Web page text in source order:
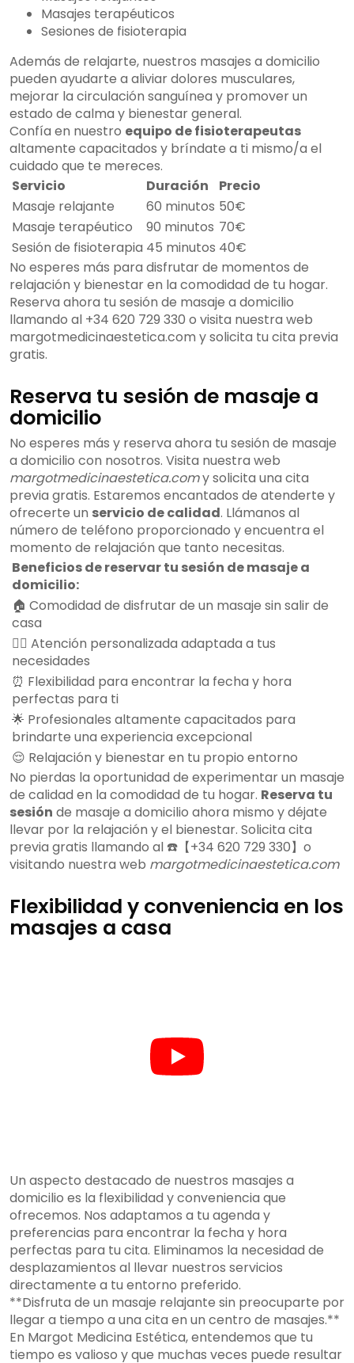
Masajes terapéuticos
Sesiones de fisioterapia
Además de relajarte, nuestros masajes a domicilio
pueden ayudarte a aliviar dolores musculares,
mejorar la circulación sanguínea y promover un
estado de calma y bienestar general.
Confía en nuestro equipo de fisioterapeutas
altamente capacitados y bríndate a ti mismo/a el
cuidado que te mereces.
Servicio
Duración
Precio
Masaje relajante
60 minutos 50€
Masaje terapéutico
90 minutos 70€
Sesión de fisioterapia 45 minutos 40€
No esperes más para disfrutar de momentos de
relajación y bienestar en la comodidad de tu hogar.
Reserva ahora tu sesión de masaje a domicilio
llamando al +34 620 729 330 o visita nuestra web
margotmedicinaestetica.com y solicita tu cita previa
gratis.
Reserva tu sesión de masaje a
domicilio
No esperes más y reserva ahora tu sesión de masaje
a domicilio con nosotros. Visita nuestra web
margotmedicinaestetica.comy solicita una cita
previa gratis. Estaremos encantados de atenderte y
ofrecerte un servicio de calidad. Llámanos al
número de teléfono proporcionado y encuentra el
momento de relajación que tanto necesitas.
Beneficios de reservar tu sesión de masaje a
domicilio:
🏠 Comodidad de disfrutar de un masaje sin salir de
casa
💆‍♂️ Atención personalizada adaptada a tus
necesidades
⏰ Flexibilidad para encontrar la fecha y hora
perfectas para ti
🌟 Profesionales altamente capacitados para
brindarte una experiencia excepcional
😌 Relajación y bienestar en tu propio entorno
No pierdas la oportunidad de experimentar un masaje
de calidad en la comodidad de tu hogar. Reserva tu
sesión de masaje a domicilio ahora mismo y déjate
llevar por la relajación y el bienestar. Solicita cita
previa gratis llamando al ☎️【+34 620 729 330】o
visitando nuestra web margotmedicinaestetica.com
Flexibilidad y conveniencia en los
masajes a casa
Un aspecto destacado de nuestros masajes a
domicilio es la flexibilidad y conveniencia que
ofrecemos. Nos adaptamos a tu agenda y
preferencias para encontrar la fecha y hora
perfectas para tu cita. Eliminamos la necesidad de
desplazamientos al llevar nuestros servicios
directamente a tu entorno preferido.
**Disfruta de un masaje relajante sin preocuparte por
llegar a tiempo a una cita en un centro de masajes.**
En Margot Medicina Estética, entendemos que tu
tiempo es valioso y que muchas veces puede resultar